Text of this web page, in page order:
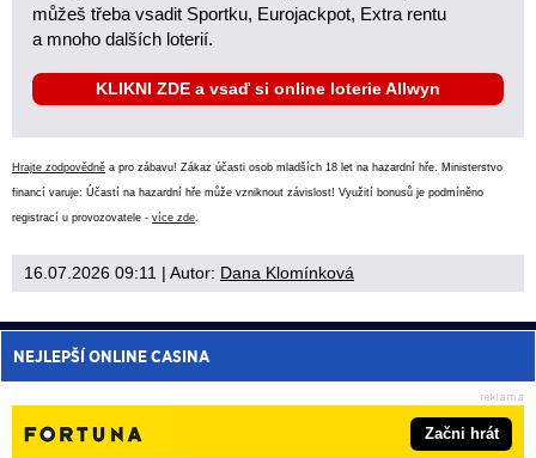
můžeš třeba vsadit Sportku, Eurojackpot, Extra rentu
a mnoho dalších loterií.
KLIKNI ZDE a vsaď si online loterie Allwyn
Hrajte zodpovědně a pro zábavu! Zákaz účasti osob mladších 18 let na hazardní hře. Ministerstvo
financí varuje: Účastí na hazardní hře může vzniknout závislost! Využití bonusů je podmíněno
registrací u provozovatele - více zde.
16.07.2026 09:11 | Autor: Dana Klomínková
NEJLEPŠÍ ONLINE CASINA
Začni hrát